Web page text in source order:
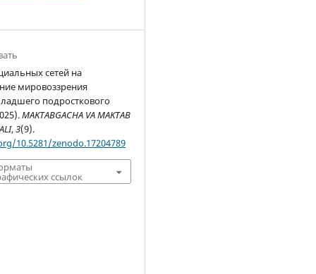
сетей на
мировоззрения
подросткового
MAKTABGACHA VA MAKTAB
,3(9).
10.5281/zenodo.17204789
ссылок